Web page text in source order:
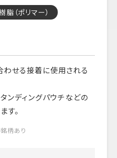
（ポリマー）
わせる接着に使用される
ンディングパウチなどの
す。
柄あり